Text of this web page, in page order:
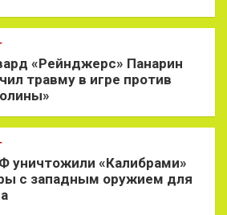
«Рейнджерс» Панарин
травму в игре против
уничтожили «Калибрами»
с западным оружием для